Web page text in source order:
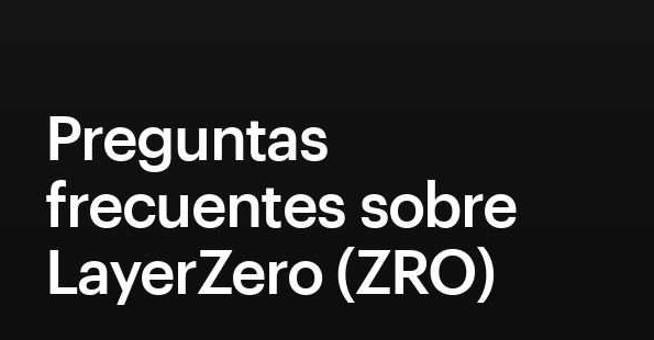
Preguntas
frecuentes sobre
LayerZero (ZRO)